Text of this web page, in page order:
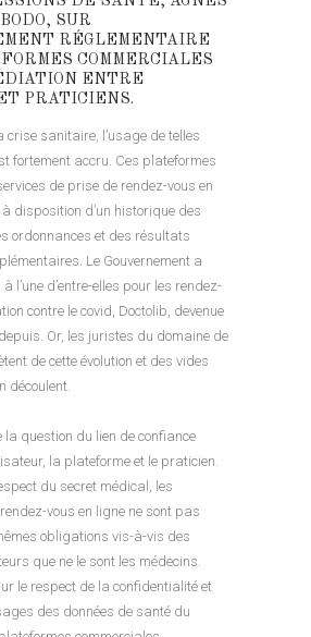
SUR
RÉGLEMENTAIRE
COMMERCIALES
ENTRE
PRATICIENS.
crise sanitaire, l’usage de telles
fortement accru. Ces plateformes
de prise de rendez-vous en
à disposition d’un historique des
ordonnances et des résultats
Le Gouvernement a
l’une d’entre-elles pour les rendez-
contre le covid, Doctolib, devenue
Or, les juristes du domaine de
de cette évolution et des vides
découlent.
la question du lien de confiance
la plateforme et le praticien.
du secret médical, les
vous en ligne ne sont pas
obligations vis-à-vis des
que ne le sont les médecins.
le respect de la confidentialité et
des données de santé du